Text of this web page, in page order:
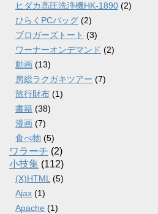
ヒダカ高圧洗浄機HK-1890 (2)
ひらくPCバッグ (2)
ブロガーズトート (3)
ワーナーオンデマンド (2)
動画 (13)
房総ラクガキツアー (7)
旅行財布 (1)
書籍 (38)
漫画 (7)
食べ物 (5)
ワラーチ (2)
小技集 (112)
(X)HTML (5)
Ajax (1)
Apache (1)